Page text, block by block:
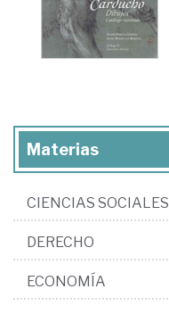
Materias
CIENCIAS SOCIALES
DERECHO
ECONOMÍA